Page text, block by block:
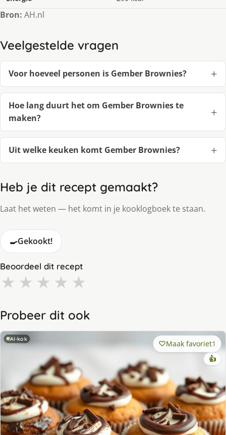
Bron: AH.nl
Veelgestelde vragen
Voor hoeveel personen is Gember Brownies?
Hoe lang duurt het om Gember Brownies te
maken?
Uit welke keuken komt Gember Brownies?
Heb je dit recept gemaakt?
Laat het weten — het komt in je kooklogboek te staan.
🍳Gekookt!
Beoordeel dit recept
★ ★ ★ ★ ★
Probeer dit ook
AI-kok Maak favoriet1
👍